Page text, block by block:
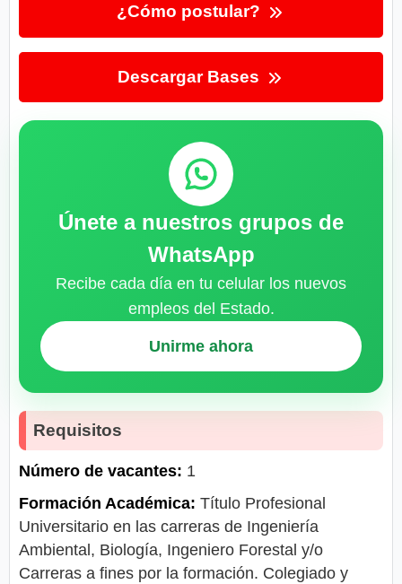
¿Cómo postular?
Descargar Bases
Únete a nuestros grupos de
WhatsApp
Recibe cada día en tu celular los nuevos
empleos del Estado.
Unirme ahora
Requisitos
Número de vacantes: 1
Formación Académica: Título Profesional
Universitario en las carreras de Ingeniería
Ambiental, Biología, Ingeniero Forestal y/o
Carreras a fines por la formación. Colegiado y